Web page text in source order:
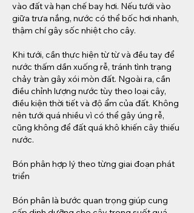
vào đất và hạn chế bay hơi. Nếu tưới vào
giữa trưa nắng, nước có thể bốc hơi nhanh,
thậm chí gây sốc nhiệt cho cây.
Khi tưới, cần thực hiện từ từ và đều tay để
nước thấm dần xuống rễ, tránh tình trạng
chảy tràn gây xói mòn đất. Ngoài ra, cần
điều chỉnh lượng nước tùy theo loại cây,
điều kiện thời tiết và độ ẩm của đất. Không
nên tưới quá nhiều vì có thể gây úng rễ,
cũng không để đất quá khô khiến cây thiếu
nước.
Bón phân hợp lý theo từng giai đoạn phát
triển
Bón phân là bước quan trọng giúp cung